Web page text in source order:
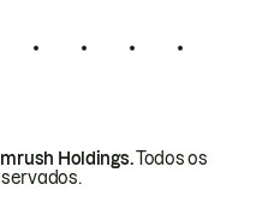
Holdings.Todos os